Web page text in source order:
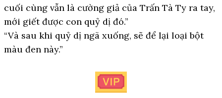
cuối cùng vẫn là cường giả của Trấn Tà Ty ra tay,
mới giết được con quỷ dị đó.”
“Và sau khi quỷ dị ngã xuống, sẽ để lại loại bột
màu đen này.”